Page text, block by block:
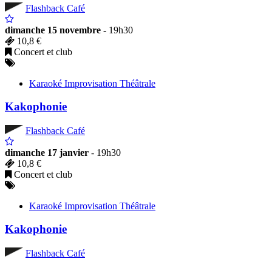
Flashback Café
dimanche 15 novembre - 19h30
10,8 €
Concert et club
Karaoké Improvisation Théâtrale
Kakophonie
Flashback Café
dimanche 17 janvier - 19h30
10,8 €
Concert et club
Karaoké Improvisation Théâtrale
Kakophonie
Flashback Café